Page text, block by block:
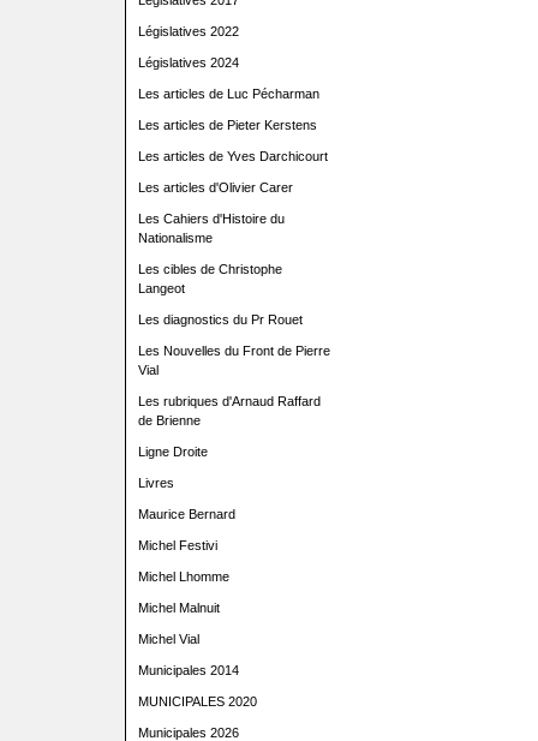
Législatives 2022
Législatives 2024
Les articles de Luc Pécharman
Les articles de Pieter Kerstens
Les articles de Yves Darchicourt
Les articles d'Olivier Carer
Les Cahiers d'Histoire du
Nationalisme
Les cibles de Christophe
Langeot
Les diagnostics du Pr Rouet
Les Nouvelles du Front de Pierre
Vial
Les rubriques d'Arnaud Raffard
de Brienne
Ligne Droite
Livres
Maurice Bernard
Michel Festivi
Michel Lhomme
Michel Malnuit
Michel Vial
Municipales 2014
MUNICIPALES 2020
Municipales 2026